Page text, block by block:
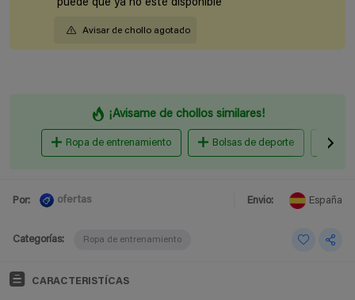
puede que ya no esté disponible
Avisar de chollo agotado
¡Avisame de chollos similares!
Ropa de entrenamiento Bolsas de deporte
Por: ofertas Envio: España
Categorías: Ropa de entrenamiento
CARACTERISTÍCAS